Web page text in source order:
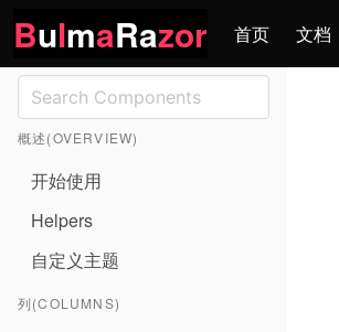
BulmaRazor 首页 文档
概述(OVERVIEW)
开始使用
Helpers
自定义主题
列(COLUMNS)